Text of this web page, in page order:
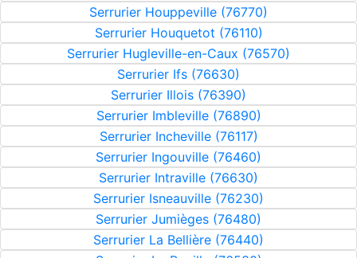
Serrurier Houppeville (76770)
Serrurier Houquetot (76110)
Serrurier Hugleville-en-Caux (76570)
Serrurier Ifs (76630)
Serrurier Illois (76390)
Serrurier Imbleville (76890)
Serrurier Incheville (76117)
Serrurier Ingouville (76460)
Serrurier Intraville (76630)
Serrurier Isneauville (76230)
Serrurier Jumièges (76480)
Serrurier La Bellière (76440)